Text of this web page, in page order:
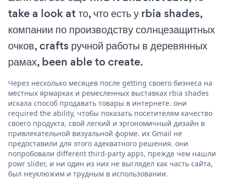
take a look at то, что есть у rbia shades,
компании по производству солнцезащитных
очков, crafts ручной работы в деревянных
рамах, been able to create.
Через несколько месяцев после getting своего бизнеса на
местных ярмарках и ремесленных выставках rbia shades
искала способ продавать товары в интернете. они
required the ability, чтобы показать посетителям качество
своего продукта, свой легкий и эргономичный дизайн в
привлекательной визуальной форме. их Gmail не
предоставили для этого адекватного решения. они
попробовали different third-party apps, прежде чем нашли
powr slider, и ни один из них не выглядел как часть сайта,
был неуклюжим и трудным в использовании.